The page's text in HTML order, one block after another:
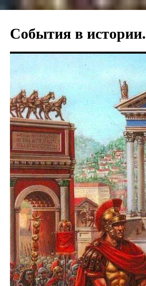
содержимому
События в истории.